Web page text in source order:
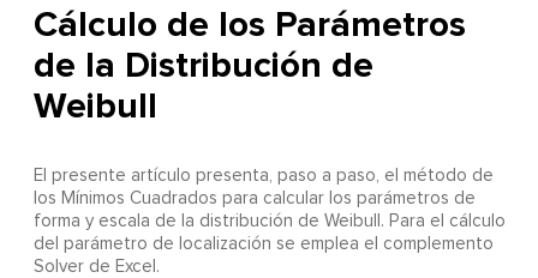
Cálculo de los Parámetros
de la Distribución de
Weibull
El presente artículo presenta, paso a paso, el método de
los Mínimos Cuadrados para calcular los parámetros de
forma y escala de la distribución de Weibull. Para el cálculo
del parámetro de localización se emplea el complemento
Solver de Excel.